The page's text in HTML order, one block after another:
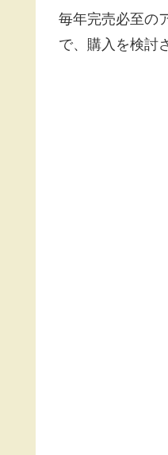
毎年完売必至の
で、購入を検討